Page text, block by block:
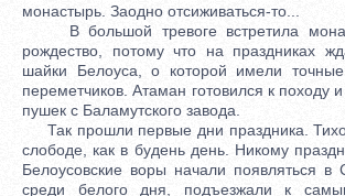
монастырь. Заодно отсиживаться-то...
В большой тревоге встретила
рождество, потому что на праздниках
шайки Белоуса, о которой имели
переметчиков. Атаман готовился к походу
пушек с Баламутского завода.
Так прошли первые дни праздника.
слободе, как в будень день. Никому
Белоусовские воры начали появляться в
среди белого дня, подъезжали к